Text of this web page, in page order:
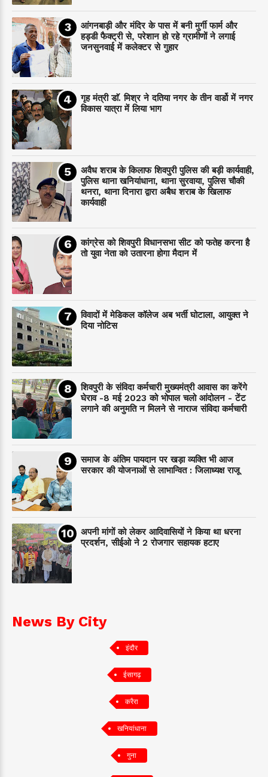
आंगनबाड़ी और मंदिर के पास में बनी मुर्गी फार्म और
हड्डी फैक्ट्री से, परेशान हो रहे ग्रामीणों ने लगाई
जनसुनवाई में कलेक्टर से गुहार
गृह मंत्री डाॅ. मिश्र ने दतिया नगर के तीन वार्डो में नगर
विकास यात्रा में लिया भाग
अवैध शराब के किलाफ शिवपुरी पुलिस की बड़ी कार्यवाही,
पुलिस थाना खनियांधाना, थाना सुरवाया, पुलिस चौकी
थनरा, थाना दिनारा द्वारा अबैध शराब के खिलाफ
कार्यवाही
कांग्रेस को शिवपुरी विधानसभा सीट को फतेह करना है
तो युवा नेता को उतारना होगा मैदान में
विवादों में मेडिकल कॉलेज अब भर्ती घोटाला, आयुक्त ने
दिया नोटिस
शिवपुरी के संविदा कर्मचारी मुख्यमंत्री आवास का करेंगे
घेराव -8 मई 2023 को भोपाल चलो आंदोलन - टेंट
लगाने की अनुमति न मिलने से नाराज संविदा कर्मचारी
समाज के अंतिम पायदान पर‌ खड़ा व्यक्ति भी आज
सरकार की योजनाओं से लाभान्वित : जिलाध्यक्ष राजू
अपनी मांगों को लेकर आदिवासियों ने किया था धरना
प्रदर्शन, सीईओ ने 2 रोजगार सहायक हटाए
News By City
इंदौर
ईसागढ़
करैरा
खनियांधाना
गुना